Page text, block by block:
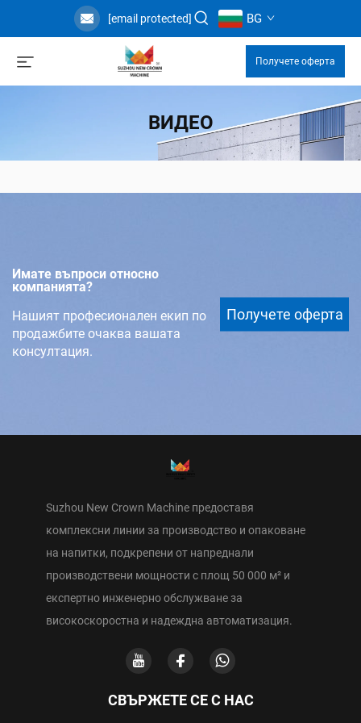
[email protected] BG
Получете оферта
ВИДЕО
Имате въпроси относно
компанията?
Нашият професионален екип по
продажбите очаква вашата
консултация.
Получете оферта
Suzhou New Crown Machine предоставя
комплексни линии за производство и опаковане
на напитки, подкрепени от напреднали
производствени мощности с площ 50 000 м² и
експертно инженерно обслужване за
високоскоростна и надеждна автоматизация.
СВЪРЖЕТЕ СЕ С НАС